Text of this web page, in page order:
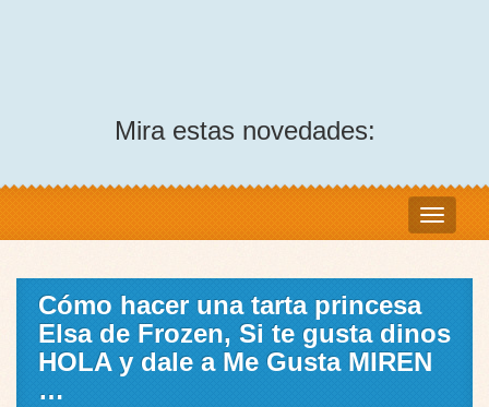
Mira estas novedades:
Cómo hacer una tarta princesa
Elsa de Frozen, Si te gusta dinos
HOLA y dale a Me Gusta MIREN
…